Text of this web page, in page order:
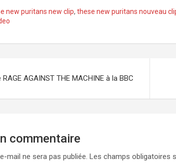
new puritans new clip, these new puritans nouveau
AGAINST THE MACHINE à la BBC
commentaire
mail ne sera pas publiée. Les champs obligatoires